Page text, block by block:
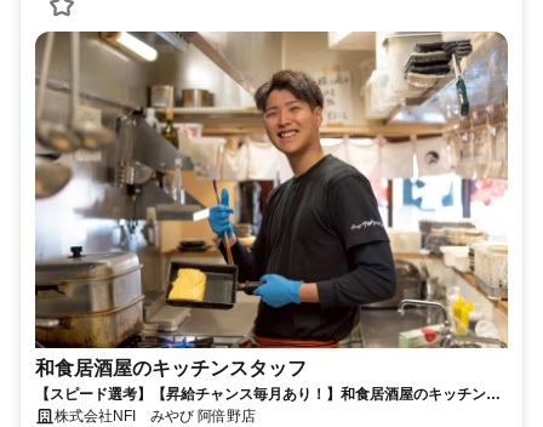
和食居酒屋のキッチンスタッフ
【スピード選考】【昇給チャンス毎月あり！】和食居酒屋のキッチンス
タッフ！未経験者歓迎！
株式会社NFI みやび 阿倍野店